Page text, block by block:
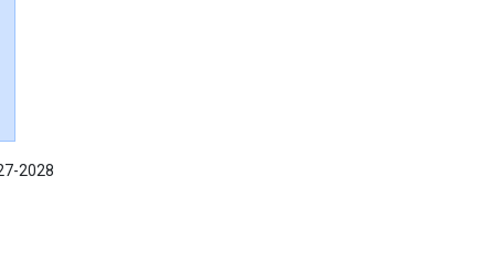
2028